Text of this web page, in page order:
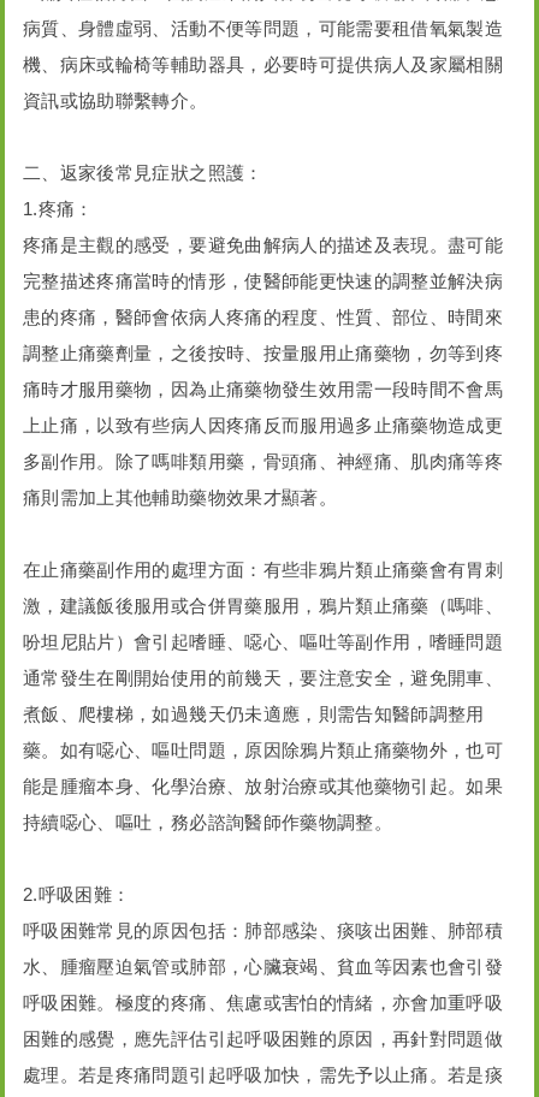
病質、身體虛弱、活動不便等問題，可能需要租借氧氣製造
機、病床或輪椅等輔助器具，必要時可提供病人及家屬相關
資訊或協助聯繫轉介。
二、返家後常見症狀之照護：
1.疼痛：
疼痛是主觀的感受，要避免曲解病人的描述及表現。盡可能
完整描述疼痛當時的情形，使醫師能更快速的調整並解決病
患的疼痛，醫師會依病人疼痛的程度、性質、部位、時間來
調整止痛藥劑量，之後按時、按量服用止痛藥物，勿等到疼
痛時才服用藥物，因為止痛藥物發生效用需一段時間不會馬
上止痛，以致有些病人因疼痛反而服用過多止痛藥物造成更
多副作用。除了嗎啡類用藥，骨頭痛、神經痛、肌肉痛等疼
痛則需加上其他輔助藥物效果才顯著。
在止痛藥副作用的處理方面：有些非鴉片類止痛藥會有胃刺
激，建議飯後服用或合併胃藥服用，鴉片類止痛藥（嗎啡、
吩坦尼貼片）會引起嗜睡、噁心、嘔吐等副作用，嗜睡問題
通常發生在剛開始使用的前幾天，要注意安全，避免開車、
煮飯、爬樓梯，如過幾天仍未適應，則需告知醫師調整用
藥。如有噁心、嘔吐問題，原因除鴉片類止痛藥物外，也可
能是腫瘤本身、化學治療、放射治療或其他藥物引起。如果
持續噁心、嘔吐，務必諮詢醫師作藥物調整。
2.呼吸困難：
呼吸困難常見的原因包括：肺部感染、痰咳出困難、肺部積
水、腫瘤壓迫氣管或肺部，心臟衰竭、貧血等因素也會引發
呼吸困難。極度的疼痛、焦慮或害怕的情緒，亦會加重呼吸
困難的感覺，應先評估引起呼吸困難的原因，再針對問題做
處理。若是疼痛問題引起呼吸加快，需先予以止痛。若是痰